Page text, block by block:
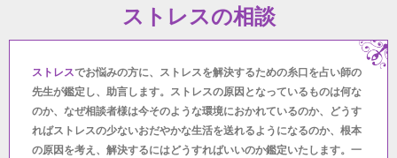
ストレスの相談
ストレスでお悩みの方に、ストレスを解決するための糸口を占い師の
先生が鑑定し、助言します。ストレスの原因となっているものは何な
のか、なぜ相談者様は今そのような環境におかれているのか、どうす
ればストレスの少ないおだやかな生活を送れるようになるのか、根本
の原因を考え、解決するにはどうすればいいのか鑑定いたします。一